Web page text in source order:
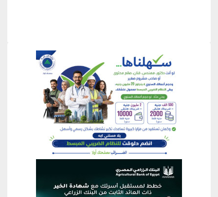
منطقة إعلانية
منطقة إعلانية